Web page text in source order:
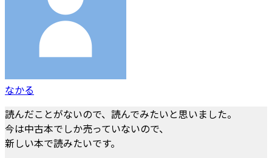
なかる
読んだことがないので、読んでみたいと思いました。
今は中古本でしか売っていないので、
新しい本で読みたいです。